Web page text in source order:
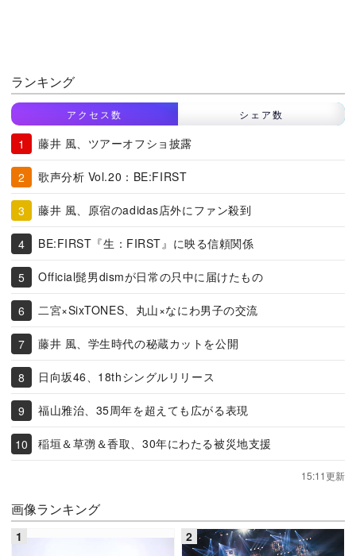
ランキング
アクセス数 シェア数
藤井 風、ツアーオフショ披露
歌声分析 Vol.20：BE:FIRST
藤井 風、原宿のadidas店外にファン殺到
BE:FIRST『生：FIRST』に映る信頼関係
Official髭男dismが日常の只中に届けたもの
二宮×SixTONES、丸山×なにわ男子の交流
藤井 風、学生時代の秘蔵カットを公開
日向坂46、18thシングルリリース
福山雅治、35周年を超えても広がる表現
稲垣＆草彅＆香取、30年にわたる被災地支援
15:11更新
画像ランキング